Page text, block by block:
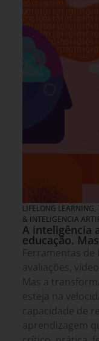
LIFELONG LEARNING,
& INTELIGENCIA
A inteligência
educação.
Ferramentas de
avaliações,
Mas a
esteja na
capacidade de
aprendizagem